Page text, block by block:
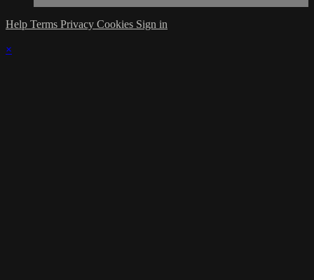
Help Terms Privacy Cookies Sign in
×